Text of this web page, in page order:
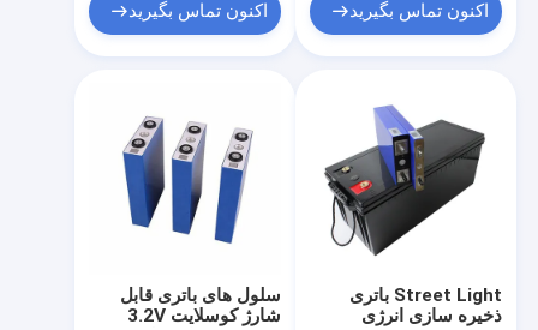
اکنون تماس بگیرید اکنون تماس بگیرید
سلول های باتری قابل
شارژ کوسلایت 3.2V
Street Light باتری
ذخیره سازی انرژی